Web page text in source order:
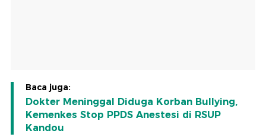
Baca juga:
Dokter Meninggal Diduga Korban Bullying,
Kemenkes Stop PPDS Anestesi di RSUP
Kandou